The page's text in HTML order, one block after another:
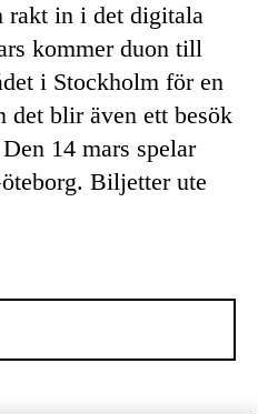
rakt in i det digitala
kommer duon till
i Stockholm för en
det blir även ett besök
14 mars spelar
Biljetter ute